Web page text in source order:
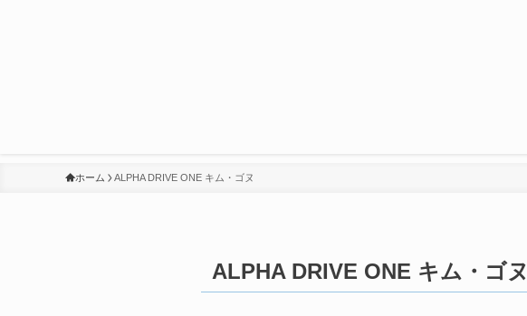
ホーム ALPHA DRIVE ONE キム・ゴヌ
ALPHA DRIVE ONE キム・ゴヌ